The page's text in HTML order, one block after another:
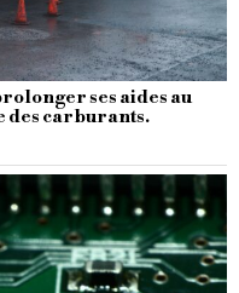
ses aides au
des carburants.